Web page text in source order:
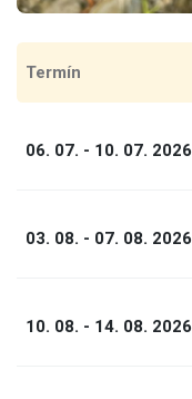
Termín
06. 07. - 10. 07. 2026
03. 08. - 07. 08. 2026
10. 08. - 14. 08. 2026